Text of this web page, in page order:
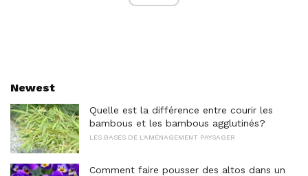
Newest
Quelle est la différence entre courir les
bambous et les bambous agglutinés?
LES BASES DE L'AMÉNAGEMENT PAYSAGER
Comment faire pousser des altos dans un